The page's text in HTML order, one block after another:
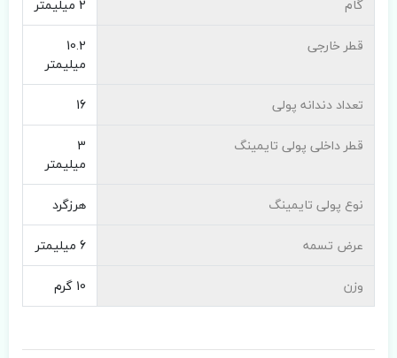
گام
2 میلیمتر
قطر خارجی
10.2
میلیمتر
تعداد دندانه پولی
16
قطر داخلی پولی تایمینگ
3
میلیمتر
نوع پولی تایمینگ
هرزگرد
عرض تسمه
6 میلیمتر
وزن
10 گرم